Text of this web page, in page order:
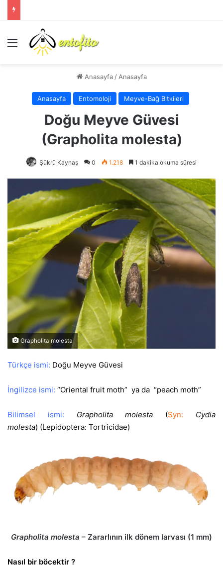
Menü
Anasayfa / Anasayfa
Anasayfa Entomoloji Meyve-Bağ Bitkileri
Doğu Meyve Güvesi
(Grapholita molesta)
Şükrü Kaynaş 0 1.218 1 dakika okuma süresi
Grapholita molesta
Türkçe ismi: Doğu Meyve Güvesi
İngilizce ismi: “Oriental fruit moth” ya da “peach moth”
Bilimsel ismi: Grapholita molesta (Syn:
Cydia
molesta) (Lepidoptera: Tortricidae)
Grapholita molesta – Zararlının ilk dönem larvası (1 mm)
Nasıl bir böcektir ?